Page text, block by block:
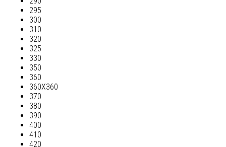
295
300
310
320
325
330
350
360
360Х360
370
380
390
400
410
420